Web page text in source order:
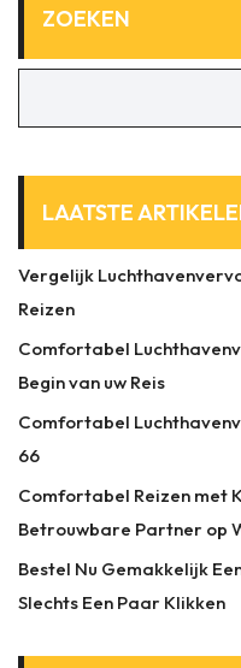
ZOEKEN
LAATSTE
Vergelijk
Reizen
Comfortabel
Begin van uw Reis
Comfortabel
66
Comfortabel Reizen met
Betrouwbare Partner op
Bestel Nu Gemakkelijk
Slechts Een Paar Klikken